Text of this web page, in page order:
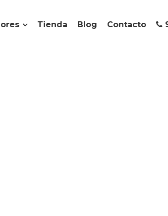
Tienda Blog Contacto